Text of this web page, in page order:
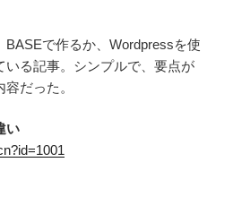
BASEで作るか、Wordpressを使
いる記事。シンプルで、要点が
だった。
い